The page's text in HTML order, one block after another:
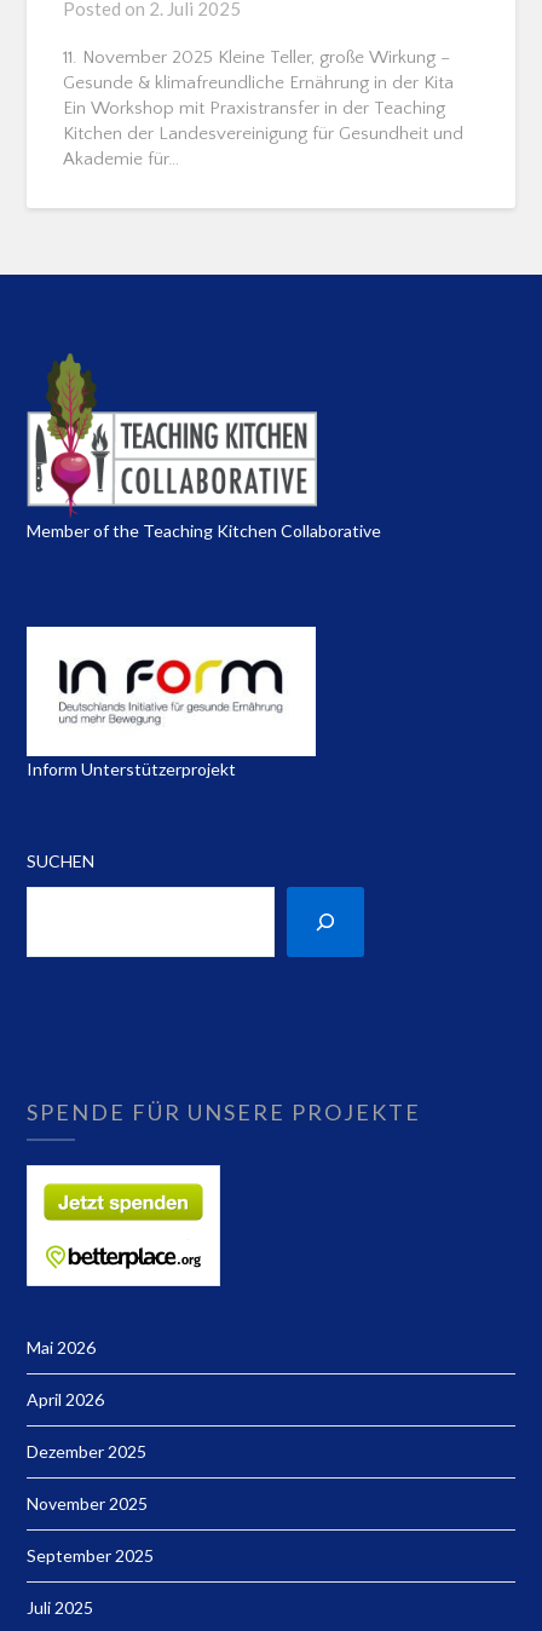
Posted on 2. Juli 2025
11. November 2025 Kleine Teller, große Wirkung –
Gesunde & klimafreundliche Ernährung in der Kita
Ein Workshop mit Praxistransfer in der Teaching
Kitchen der Landesvereinigung für Gesundheit und
Akademie für…
Member of the Teaching Kitchen Collaborative
Inform Unterstützerprojekt
SUCHEN
SPENDE FÜR UNSERE PROJEKTE
Mai 2026
April 2026
Dezember 2025
November 2025
September 2025
Juli 2025